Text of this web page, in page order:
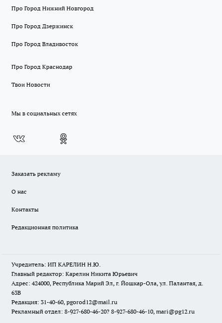
Про Город Нижний Новгород
Про Город Дзержинск
Про Город Владивосток
Про Город Краснодар
Твои Новости
Мы в социальных сетях
Заказать рекламу
О нас
Контакты
Редакционная политика
Учредитель: ИП КАРЕЛИН Н.Ю.
Главный редактор: Карелин Никита Юрьевич
Адрес: 424000, Республика Марий Эл, г. Йошкар-Ола, ул. Палантая, д.
63В
Редакция: 31-40-60, pgorod12@mail.ru
Рекламный отдел: 8-927-680-46-20? 8-927-680-46-10, mari@pg12.ru